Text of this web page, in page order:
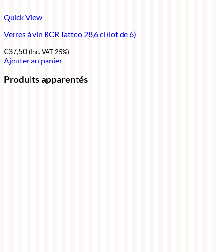
Quick View
Verres à vin RCR Tattoo 28,6 cl (lot de 6)
€37,50(Inc. VAT 25%)
Ajouter au panier
Produits apparentés